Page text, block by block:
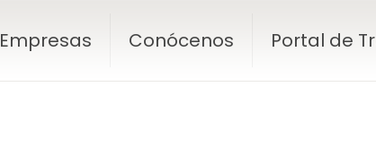
Empresas Conócenos Portal de